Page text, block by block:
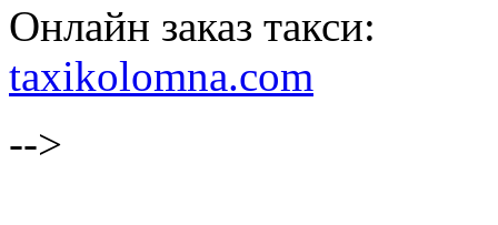
Онлайн заказ такси:
taxikolomna.com
-->